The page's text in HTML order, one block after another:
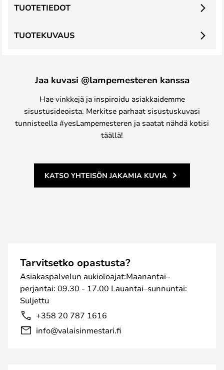
TUOTEKUVAUS
TUOTETIEDOT
Jaa kuvasi @lampemesteren kanssa
Hae vinkkejä ja inspiroidu asiakkaidemme
sisustusideoista. Merkitse parhaat sisustuskuvasi
tunnisteella #yesLampemesteren ja saatat nähdä kotisi
täällä!
KATSO YHTEISÖN JAKAMIA KUVIA
Tarvitsetko opastusta?
Asiakaspalvelun aukioloajat:Maanantai–
perjantai: 09.30 - 17.00 Lauantai–sunnuntai:
Suljettu
+358 20 787 1616
info@valaisinmestari.fi